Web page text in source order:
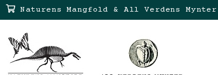
Naturens Mangfold & All Verdens Mynter